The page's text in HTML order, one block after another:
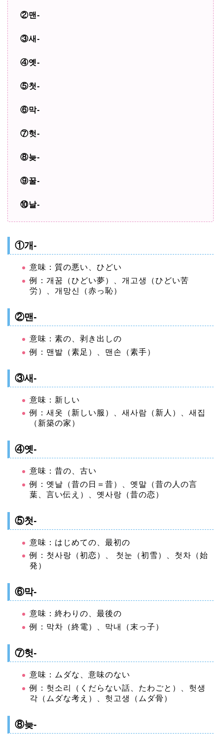
②맨-
③새-
④옛-
⑤첫-
⑥막-
⑦헛-
⑧늦-
⑨꿀-
⑩날-
①개-
意味：質の悪い、ひどい
例：개꿈（ひどい夢）、개고생（ひどい苦
労）、개망신（赤っ恥）
②맨-
意味：素の、剥き出しの
例：맨발（素足）、맨손（素手）
③새-
意味：新しい
例：새옷（新しい服）、새사람（新人）、새집
（新築の家）
④옛-
意味：昔の、古い
例：옛날（昔の日＝昔）、옛말（昔の人の言
葉、言い伝え）、옛사랑（昔の恋）
⑤첫-
意味：はじめての、最初の
例：첫사랑（初恋）、 첫눈（初雪）、첫차（始
発）
⑥막-
意味：終わりの、最後の
例：막차（終電）、막내（末っ子）
⑦헛-
意味：ムダな、意味のない
例：헛소리（くだらない話、たわごと）、헛생
각（ムダな考え）、헛고생（ムダ骨）
⑧늦-